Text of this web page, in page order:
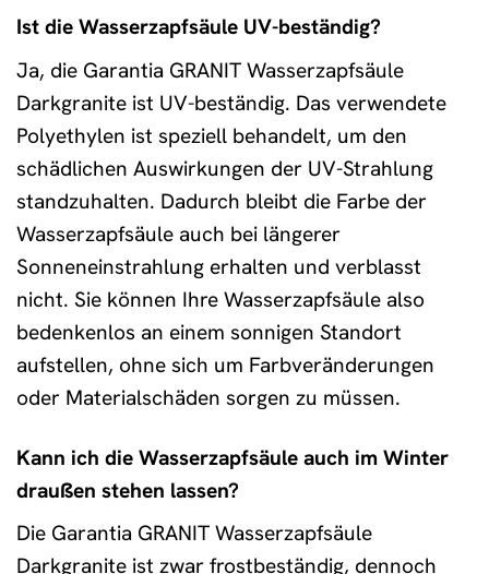
Ist die Wasserzapfsäule UV-beständig?
Ja, die Garantia GRANIT Wasserzapfsäule
Darkgranite ist UV-beständig. Das verwendete
Polyethylen ist speziell behandelt, um den
schädlichen Auswirkungen der UV-Strahlung
standzuhalten. Dadurch bleibt die Farbe der
Wasserzapfsäule auch bei längerer
Sonneneinstrahlung erhalten und verblasst
nicht. Sie können Ihre Wasserzapfsäule also
bedenkenlos an einem sonnigen Standort
aufstellen, ohne sich um Farbveränderungen
oder Materialschäden sorgen zu müssen.
Kann ich die Wasserzapfsäule auch im Winter
draußen stehen lassen?
Die Garantia GRANIT Wasserzapfsäule
Darkgranite ist zwar frostbeständig, dennoch